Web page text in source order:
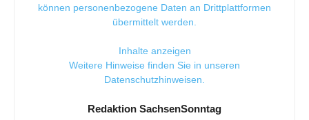
können personenbezogene Daten an Drittplattformen
übermittelt werden.
Inhalte anzeigen
Weitere Hinweise finden Sie in unseren
Datenschutzhinweisen.
Redaktion SachsenSonntag